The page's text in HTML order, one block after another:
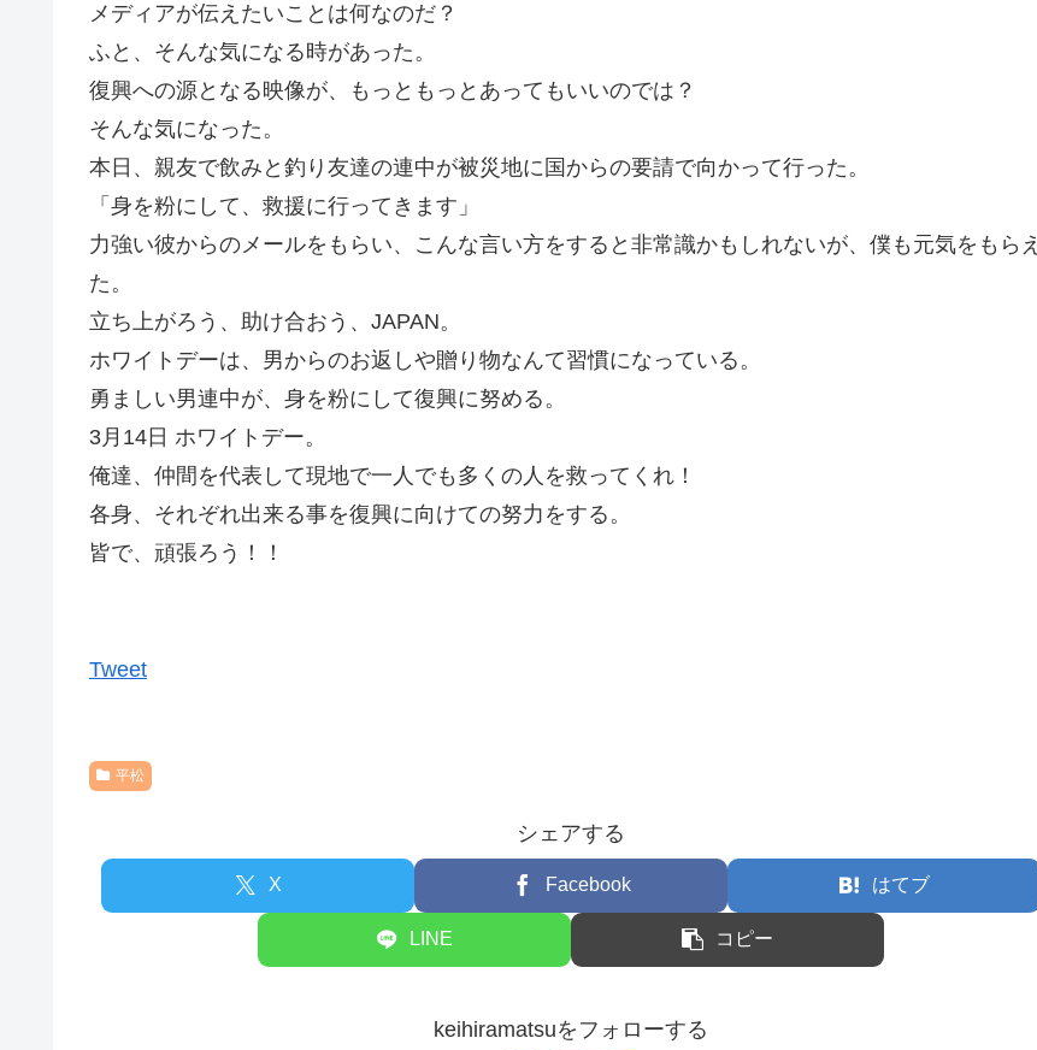
メディアが伝えたいことは何なのだ？
ふと、そんな気になる時があった。
復興への源となる映像が、もっともっとあってもいいのでは？
そんな気になった。
本日、親友で飲みと釣り友達の連中が被災地に国からの要請で向かって行った。
「身を粉にして、救援に行ってきます」
力強い彼からのメールをもらい、こんな言い方をすると非常識かもしれないが、僕も元気をもらえ
た。
立ち上がろう、助け合おう、JAPAN。
ホワイトデーは、男からのお返しや贈り物なんて習慣になっている。
勇ましい男連中が、身を粉にして復興に努める。
3月14日 ホワイトデー。
俺達、仲間を代表して現地で一人でも多くの人を救ってくれ！
各身、それぞれ出来る事を復興に向けての努力をする。
皆で、頑張ろう！！
Tweet
平松
シェアする
X Facebook はてブ
LINE コピー
keihiramatsuをフォローする